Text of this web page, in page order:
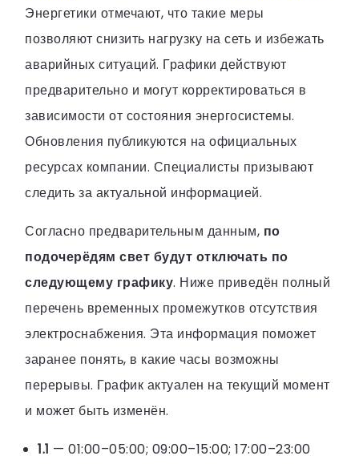
Энергетики отмечают, что такие меры
позволяют снизить нагрузку на сеть и избежать
аварийных ситуаций. Графики действуют
предварительно и могут корректироваться в
зависимости от состояния энергосистемы.
Обновления публикуются на официальных
ресурсах компании. Специалисты призывают
следить за актуальной информацией.
Согласно предварительным данным, по
подочерёдям свет будут отключать по
следующему графику. Ниже приведён полный
перечень временных промежутков отсутствия
электроснабжения. Эта информация поможет
заранее понять, в какие часы возможны
перерывы. График актуален на текущий момент
и может быть изменён.
1.1 — 01:00–05:00; 09:00–15:00; 17:00–23:00